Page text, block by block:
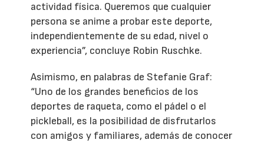
actividad física. Queremos que cualquier
persona se anime a probar este deporte,
independientemente de su edad, nivel o
experiencia”, concluye Robin Ruschke.
Asimismo, en palabras de Stefanie Graf:
“Uno de los grandes beneficios de los
deportes de raqueta, como el pádel o el
pickleball, es la posibilidad de disfrutarlos
con amigos y familiares, además de conocer